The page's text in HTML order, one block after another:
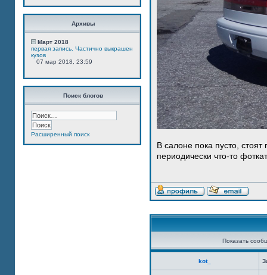
Архивы
Март 2018
первая запись. Частично выкрашен
кузов
07 мар 2018, 23:59
Поиск блогов
Расширенный поиск
В салоне пока пусто,
периодически что-то
Показать
kot_